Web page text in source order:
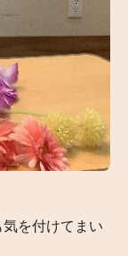
を付けてまい